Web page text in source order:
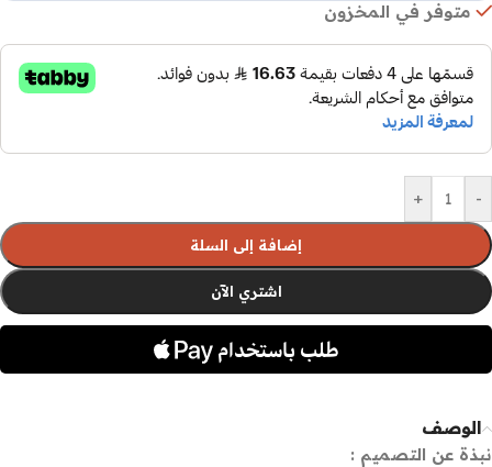
متوفر في المخزون
-
+
إضافة إلى السلة
اشتري الآن
الوصف
نبذة عن التصميم :